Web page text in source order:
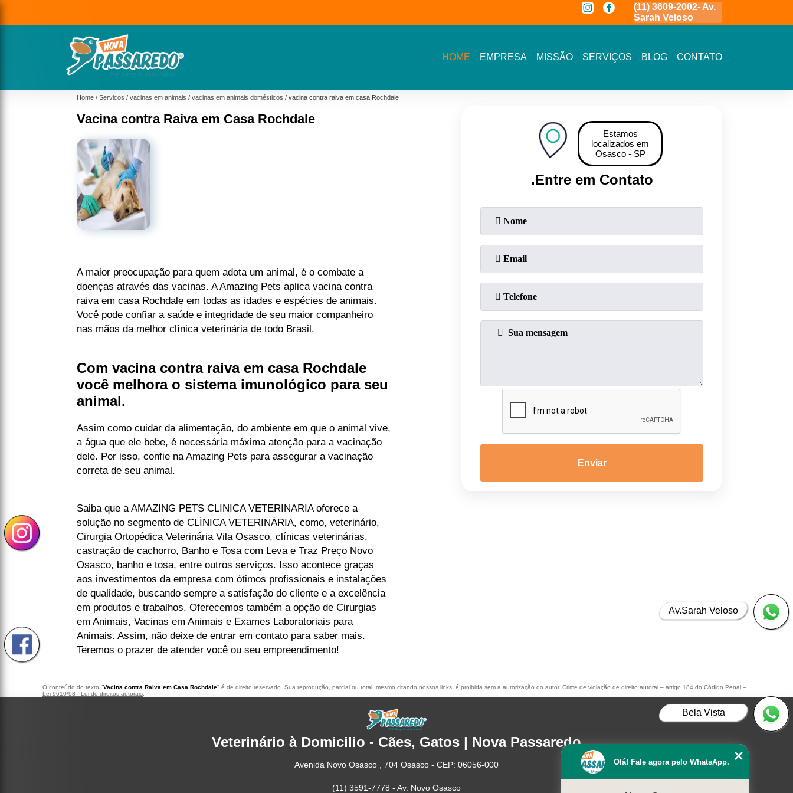
(11) 3591-7778 - Av.
(11) 3609-2002- Av.
Sarah Veloso
HOME EMPRESA MISSÃO SERVIÇOS BLOG CONTATO
Home Serviços vacinas em animais vacinas em animais domésticos vacina contra raiva em casa Rochdale
Vacina contra Raiva em Casa Rochdale
A maior preocupação para quem adota um animal, é o combate a
doenças através das vacinas. A Amazing Pets aplica vacina contra
raiva em casa Rochdale em todas as idades e espécies de animais.
Você pode confiar a saúde e integridade de seu maior companheiro
nas mãos da melhor clínica veterinária de todo Brasil.
Com vacina contra raiva em casa Rochdale
você melhora o sistema imunológico para seu
animal.
Assim como cuidar da alimentação, do ambiente em que o animal vive,
a água que ele bebe, é necessária máxima atenção para a vacinação
dele. Por isso, confie na Amazing Pets para assegurar a vacinação
correta de seu animal.
Saiba que a AMAZING PETS CLINICA VETERINARIA oferece a
solução no segmento de CLÍNICA VETERINÁRIA, como, veterinário,
Cirurgia Ortopédica Veterinária Vila Osasco, clínicas veterinárias,
castração de cachorro, Banho e Tosa com Leva e Traz Preço Novo
Osasco, banho e tosa, entre outros serviços. Isso acontece graças
aos investimentos da empresa com ótimos profissionais e instalações
de qualidade, buscando sempre a satisfação do cliente e a excelência
em produtos e trabalhos. Oferecemos também a opção de Cirurgias
em Animais, Vacinas em Animais e Exames Laboratoriais para
Animais. Assim, não deixe de entrar em contato para saber mais.
Teremos o prazer de atender você ou seu empreendimento!
.Entre em Contato
Estamos
localizados em
Osasco - SP
Enviar
O conteúdo do texto "Vacina contra Raiva em Casa Rochdale" é de direito reservado. Sua reprodução, parcial ou total, mesmo citando nossos links, é proibida sem a autorização do autor. Crime de violação de direito autoral – artigo 184 do Código Penal –
Lei 9610/98 - Lei de direitos autorais.
Veterinário à Domicilio - Cães, Gatos | Nova Passaredo
Avenida Novo Osasco , 704 Osasco - CEP: 06056-000
(11) 3591-7778 - Av. Novo Osasco
Olá! Fale agora pelo WhatsApp.
Av.Sarah Veloso
Bela Vista